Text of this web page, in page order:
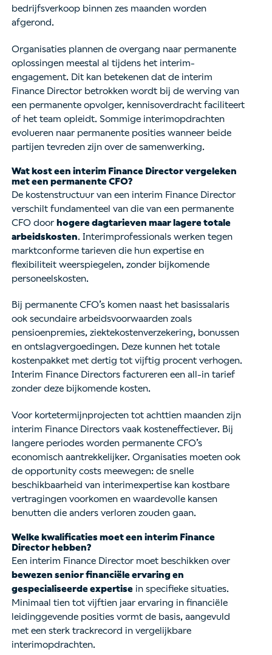
bedrijfsverkoop binnen zes maanden worden
afgerond.
Organisaties plannen de overgang naar permanente
oplossingen meestal al tijdens het interim-
engagement. Dit kan betekenen dat de interim
Finance Director betrokken wordt bij de werving van
een permanente opvolger, kennisoverdracht faciliteert
of het team opleidt. Sommige interimopdrachten
evolueren naar permanente posities wanneer beide
partijen tevreden zijn over de samenwerking.
Wat kost een interim Finance Director vergeleken
met een permanente CFO?
De kostenstructuur van een interim Finance Director
verschilt fundamenteel van die van een permanente
CFO doorhogere dagtarieven maar lagere totale
arbeidskosten. Interimprofessionals werken tegen
marktconforme tarieven die hun expertise en
flexibiliteit weerspiegelen, zonder bijkomende
personeelskosten.
Bij permanente CFO’s komen naast het basissalaris
ook secundaire arbeidsvoorwaarden zoals
pensioenpremies, ziektekostenverzekering, bonussen
en ontslagvergoedingen. Deze kunnen het totale
kostenpakket met dertig tot vijftig procent verhogen.
Interim Finance Directors factureren een all-in tarief
zonder deze bijkomende kosten.
Voor kortetermijnprojecten tot achttien maanden zijn
interim Finance Directors vaak kosteneffectiever. Bij
langere periodes worden permanente CFO’s
economisch aantrekkelijker. Organisaties moeten ook
de opportunity costs meewegen: de snelle
beschikbaarheid van interimexpertise kan kostbare
vertragingen voorkomen en waardevolle kansen
benutten die anders verloren zouden gaan.
Welke kwalificaties moet een interim Finance
Director hebben?
Een interim Finance Director moet beschikken over
bewezen senior financiële ervaring en
gespecialiseerde expertise in specifieke situaties.
Minimaal tien tot vijftien jaar ervaring in financiële
leidinggevende posities vormt de basis, aangevuld
met een sterk trackrecord in vergelijkbare
interimopdrachten.